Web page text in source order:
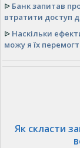
ᐉ Банк запитав
втратити доступ
ᐉ Наскільки
можу я їх
Як скласти